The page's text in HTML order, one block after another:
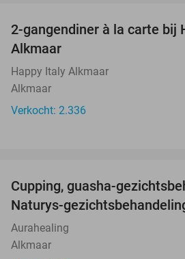
2-gangendiner à la carte bij
Alkmaar
Happy Italy Alkmaar
Alkmaar
Verkocht: 2.336
Cupping, guasha-
Naturys-
Aurahealing
Alkmaar